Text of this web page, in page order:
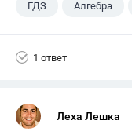
ГДЗ Алгебра
1 ответ
Леха Лешка